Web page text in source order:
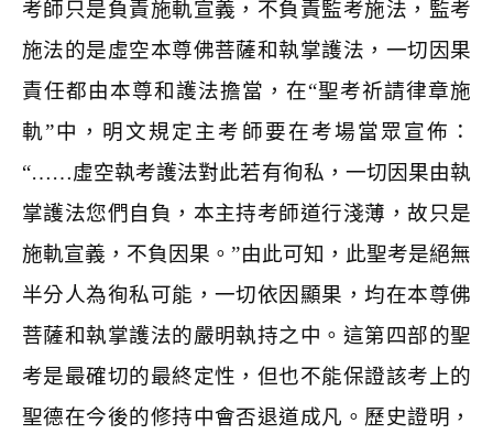
考師只是負責施軌宣義，不負責監考施法，監考
施法的是虛空本尊佛菩薩和執掌護法，一切因果
責任都由本尊和護法擔當，在“聖考祈請律章施
軌”中，明文規定主考師要在考場當眾宣佈：
“……虛空執考護法對此若有徇私，一切因果由執
掌護法您們自負，本主持考師道行淺薄，故只是
施軌宣義，不負因果。”由此可知，此聖考是絕無
半分人為徇私可能，一切依因顯果，均在本尊佛
菩薩和執掌護法的嚴明執持之中。這第四部的聖
考是最確切的最終定性，但也不能保證該考上的
聖德在今後的修持中會否退道成凡。歷史證明，